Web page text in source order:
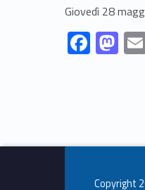
Giovedì 28
Link identifier #identifier__15682-1
F
ac
o
k
Link identifier #identifier__73908-2 M
as
n
Link identifier #identifier__40251-3
Copyright